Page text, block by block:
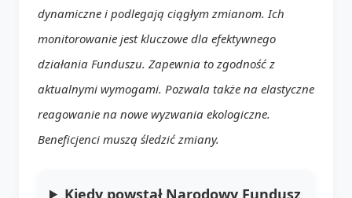
dynamiczne i podlegają ciągłym zmianom. Ich
monitorowanie jest kluczowe dla efektywnego
działania Funduszu. Zapewnia to zgodność z
aktualnymi wymogami. Pozwala także na elastyczne
reagowanie na nowe wyzwania ekologiczne.
Beneficjenci muszą śledzić zmiany.
Kiedy powstał Narodowy Fundusz